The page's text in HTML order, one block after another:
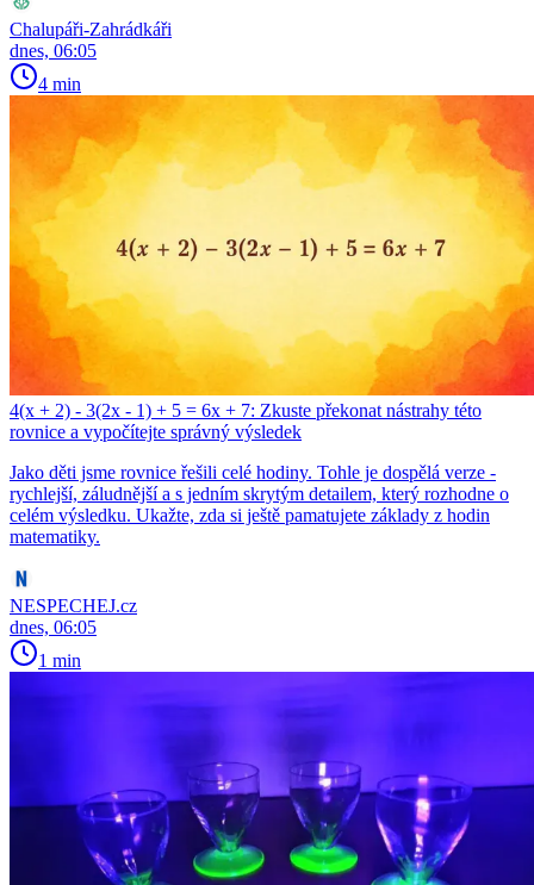
Chalupáři-Zahrádkáři
dnes, 06:05
4 min
4(x + 2) - 3(2x - 1) + 5 = 6x + 7: Zkuste překonat nástrahy této
rovnice a vypočítejte správný výsledek
Jako děti jsme rovnice řešili celé hodiny. Tohle je dospělá verze -
rychlejší, záludnější a s jedním skrytým detailem, který rozhodne o
celém výsledku. Ukažte, zda si ještě pamatujete základy z hodin
matematiky.
NESPECHEJ.cz
dnes, 06:05
1 min